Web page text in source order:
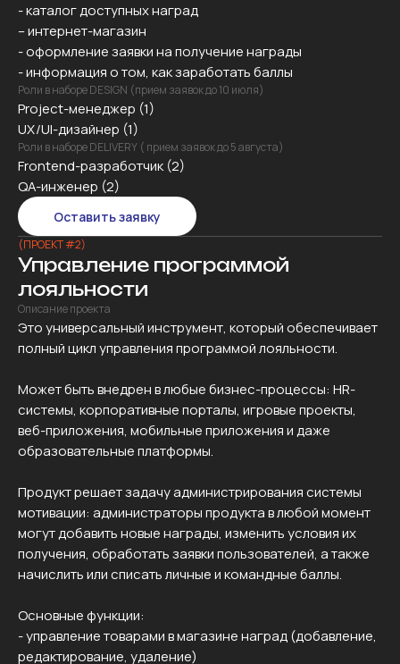
- каталог доступных наград
– интернет-магазин
- оформление заявки на получение награды
- информация о том, как заработать баллы
Роли в наборе DESIGN (прием заявок до 10 июля)
Project-менеджер (1)
UX/UI-дизайнер (1)
Роли в наборе DELIVERY ( прием заявок до 5 августа)
Frontend-разработчик (2)
QA-инженер (2)
Оставить заявку
(ПРОЕКТ #2)
Управление программой
лояльности
Описание проекта
Это универсальный инструмент, который обеспечивает
полный цикл управления программой лояльности.
Может быть внедрен в любые бизнес-процессы: HR-
системы, корпоративные порталы, игровые проекты,
веб-приложения, мобильные приложения и даже
образовательные платформы.
Продукт решает задачу администрирования системы
мотивации: администраторы продукта в любой момент
могут добавить новые награды, изменить условия их
получения, обработать заявки пользователей, а также
начислить или списать личные и командные баллы.
Основные функции:
- управление товарами в магазине наград (добавление,
редактирование, удаление)